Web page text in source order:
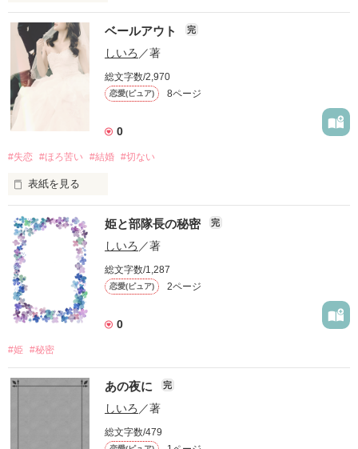
自由に短いお話を書いていきたいと思ってます。
作品を読む
ベールアウト 完
しいろ ／著
総文字数/2,970
恋愛(ピュア) 8ページ
0
#失恋 #ほろ苦い #結婚 #切ない
表紙を見る
ハッピーエンドではないですが、読んでいただければ嬉しいで
す。
「幸せになってね。」は誰にも言えることだけど伝える相手に
よって嬉しくも悲しくもなる。そんなお話です。
姫と部隊長の秘密 完
しいろ ／著
総文字数/1,287
恋愛(ピュア) 2ページ
0
#姫 #秘密
あの夜に 完
しいろ ／著
総文字数/479